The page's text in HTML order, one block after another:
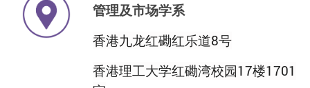
管理及市场学系
香港九龙红磡红乐道8号
香港理工大学红磡湾校园17楼1701